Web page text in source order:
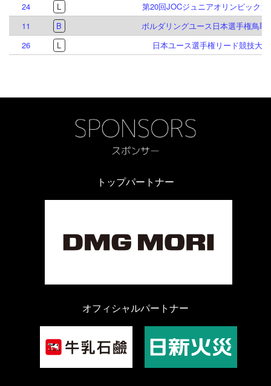
24
L
第20回JOCジュニアオリンピックカ
11
B
ボルダリングユース日本選手権鳥取
26
L 日本ユース選手権リード競技大
トップパートナー
オフィシャルパートナー